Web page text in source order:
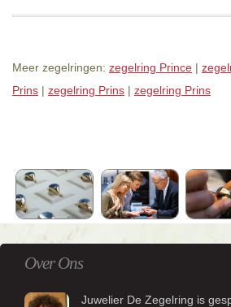
Meer zegelringen: zegelring Prince |
Prins | zegelring Prins | zegelring Prins
Over Ons
Juwelier De Zegelring is